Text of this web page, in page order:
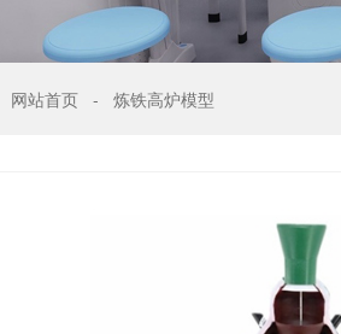
网站首页 - 炼铁高炉模型